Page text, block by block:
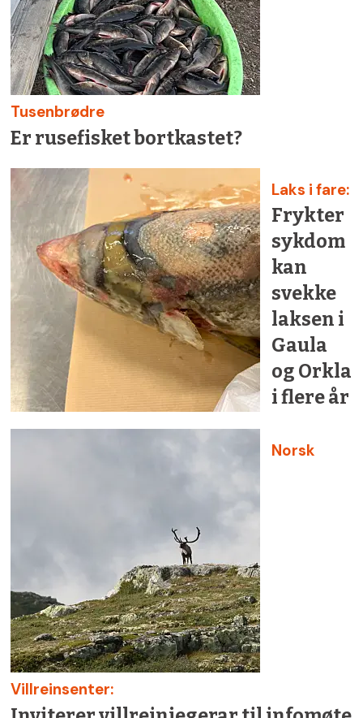
Tusenbrødre
Er rusefisket bortkastet?
Laks i fare:
Frykter
sykdom
kan
svekke
laksen i
Gaula
og Orkla
i flere år
Norsk
Villreinsenter: